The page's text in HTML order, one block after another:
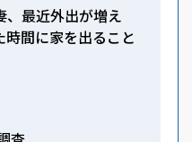
、最近外出が増え
間に家を出ること